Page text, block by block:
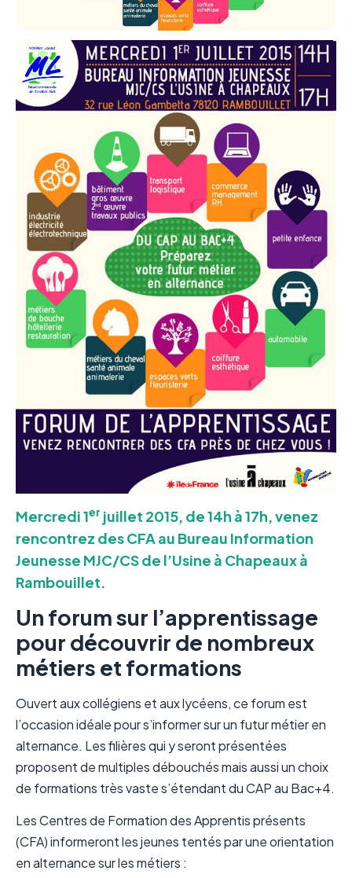
Mercredi 1er juillet 2015, de 14h à 17h, venez
rencontrez des CFA au Bureau Information
Jeunesse MJC/CS de l’Usine à Chapeaux à
Rambouillet.
Un forum sur l’apprentissage
pour découvrir de nombreux
métiers et formations
Ouvert aux collégiens et aux lycéens, ce forum est
l’occasion idéale pour s’informer sur un futur métier en
alternance. Les filières qui y seront présentées
proposent de multiples débouchés mais aussi un choix
de formations très vaste s’étendant du CAP au Bac+4.
Les Centres de Formation des Apprentis présents
(CFA) informeront les jeunes tentés par une orientation
en alternance sur les métiers :